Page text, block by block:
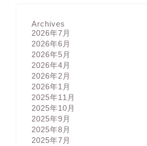
Archives
2026年7月
2026年6月
2026年5月
2026年4月
2026年2月
2026年1月
2025年11月
2025年10月
2025年9月
2025年8月
2025年7月